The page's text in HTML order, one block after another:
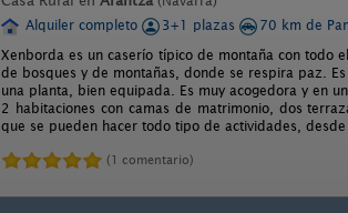
Alquiler completo
3+1 plazas
70 km de
Xenborda es un caserío típico de montaña con todo
de bosques y de montañas, donde se respira paz.
una planta, bien equipada. Es muy acogedora y en
2 habitaciones con camas de matrimonio, dos
que se pueden hacer todo tipo de actividades,
(1 comentario)